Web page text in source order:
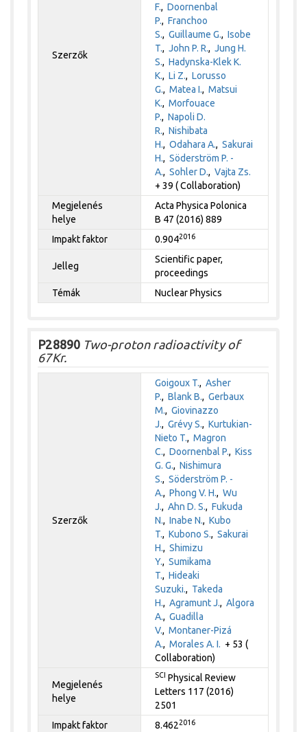
Szerzők
F.,Doornenbal
P.,Franchoo
S.,Guillaume G.,Isobe
T.,John P. R.,Jung H.
S.,Hadynska-Klek K.
K.,Li Z.,Lorusso
G.,Matea I.,Matsui
K.,Morfouace
P.,Napoli D.
R.,Nishibata
H.,Odahara A.,Sakurai
H.,Söderström P. -
A.,Sohler D.,Vajta Zs.
+ 39 ( Collaboration)
Megjelenés
helye
Acta Physica Polonica
B 47 (2016) 889
Impakt faktor
0.9042016
Jelleg
Scientific paper,
proceedings
Témák
Nuclear Physics
P28890 Two-proton radioactivity of
67Kr.
Szerzők
Goigoux T.,Asher
P.,Blank B.,Gerbaux
M.,Giovinazzo
J.,Grévy S.,Kurtukian-
Nieto T.,Magron
C.,Doornenbal P.,Kiss
G. G.,Nishimura
S.,Söderström P. -
A.,Phong V. H.,Wu
J.,Ahn D. S.,Fukuda
N.,Inabe N.,Kubo
T.,Kubono S.,Sakurai
H.,Shimizu
Y.,Sumikama
T.,Hideaki
Suzuki., Takeda
H.,Agramunt J.,Algora
A.,Guadilla
V.,Montaner-Pizá
A.,Morales A. I. + 53 (
Collaboration)
Megjelenés
helye
SCI Physical Review
Letters 117 (2016)
2501
Impakt faktor
8.4622016